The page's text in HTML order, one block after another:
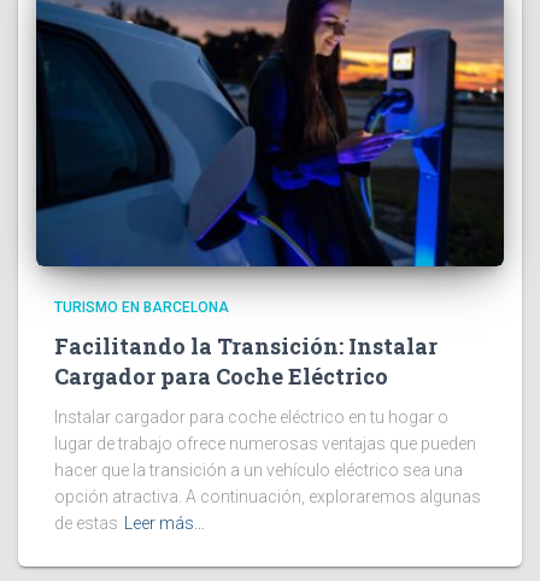
TURISMO EN BARCELONA
Facilitando la Transición: Instalar
Cargador para Coche Eléctrico
Instalar cargador para coche eléctrico en tu hogar o
lugar de trabajo ofrece numerosas ventajas que pueden
hacer que la transición a un vehículo eléctrico sea una
opción atractiva. A continuación, exploraremos algunas
de estas Leer más…